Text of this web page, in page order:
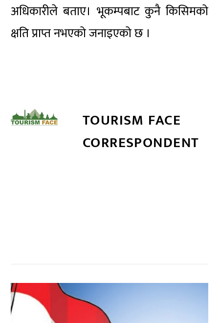
अधिकारीले बताए। भूकम्पबाट कुनै किसिमको
क्षति प्राप्त नभएको जनाइएको छ ।
TOURISM FACE
CORRESPONDENT
,